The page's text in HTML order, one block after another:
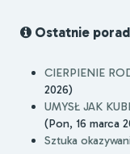
Ostatnie
CIERPIENIE
2026)
UMYSŁ JAK
(Pon, 16 marca
Sztuka